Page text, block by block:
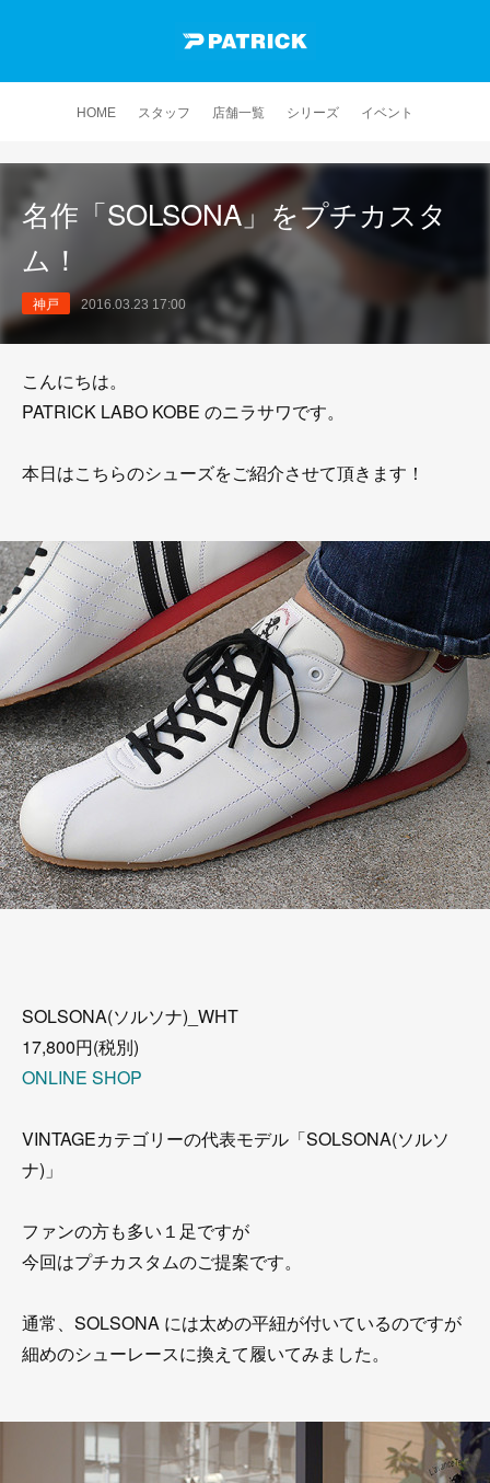
HOME スタッフ 店舗一覧 シリーズ イベント
名作「SOLSONA」をプチカスタ
ム！
神戸 2016.03.23 17:00
こんにちは。
PATRICK LABO KOBE のニラサワです。
本日はこちらのシューズをご紹介させて頂きます！
SOLSONA(ソルソナ)_WHT
17,800円(税別)
ONLINE SHOP
VINTAGEカテゴリーの代表モデル「SOLSONA(ソルソ
ナ)」
ファンの方も多い１足ですが
今回はプチカスタムのご提案です。
通常、SOLSONA には太めの平紐が付いているのですが
細めのシューレースに換えて履いてみました。